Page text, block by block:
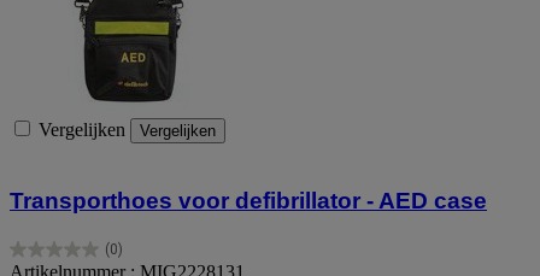
Vergelijken Vergelijken
Transporthoes voor defibrillator - AED case
(0)
0.0
Artikelnummer : MIG2228131